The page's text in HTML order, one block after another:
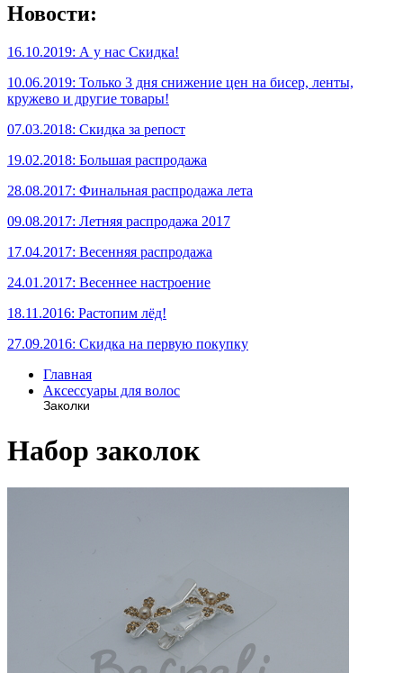
Новости:
16.10.2019: А у нас Скидка!
10.06.2019: Только 3 дня снижение цен на бисер, ленты,
кружево и другие товары!
07.03.2018: Скидка за репост
19.02.2018: Большая распродажа
28.08.2017: Финальная распродажа лета
09.08.2017: Летняя распродажа 2017
17.04.2017: Весенняя распродажа
24.01.2017: Весеннее настроение
18.11.2016: Растопим лёд!
27.09.2016: Скидка на первую покупку
Главная
Аксессуары для волос
Заколки
Набор заколок